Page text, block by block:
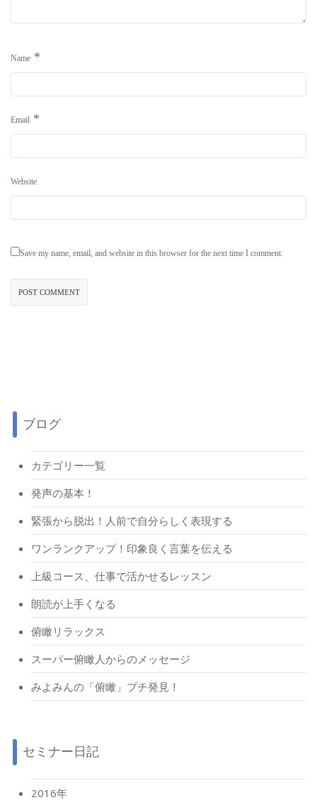
Name *
Email *
Website
Save my name, email, and website in this browser for the next time I comment.
ブログ
カテゴリー一覧
発声の基本！
緊張から脱出！人前で自分らしく表現する
ワンランクアップ！印象良く言葉を伝える
上級コース、仕事で活かせるレッスン
朗読が上手くなる
俯瞰リラックス
スーパー俯瞰人からのメッセージ
みよみんの「俯瞰」プチ発見！
セミナー日記
2016年